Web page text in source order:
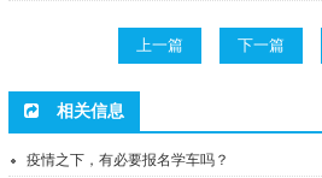
上一篇 下一篇
相关信息
疫情之下，有必要报名学车吗？